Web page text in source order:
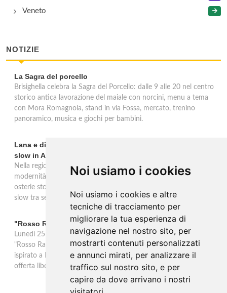
Noi usiamo i cookies
Noi usiamo i cookies e altre
tecniche di tracciamento per
migliorare la tua esperienza di
navigazione nel nostro sito, per
mostrarti contenuti personalizzati
e annunci mirati, per analizzare il
traffico sul nostro sito, e per
capire da dove arrivano i nostri
Veneto
NOTIZIE
La Sagra del porcello
Brisighella celebra la Sagra del Porcello: dalle 9 alle 20 nel centro
storico antica lavorazione del maiale con norcini, menu a tema
con Mora Romagnola, stand in via Fossa, mercato, trenino
panoramico, musica e giochi per bambini.
Lana e dintorni: Törggelen, vini d'eccellenza e vacanze
slow in Alto Adige
Nella regione di Lana in Alto Adige tradizione contadina e
modernità si fondono in un'esperienza autentica. Törggelen nelle
osterie storiche, vini da antiche tradizioni vitivinicole e vacanze
slow tra sentieri delle rogge e produttori locali.
"Rosso Rame" in scena a Collepasso il 25 agosto
Lunedì 25 agosto al Palazzo Baronale di Collepasso va in scena
"Rosso Rame", spettacolo di Mary Negro e Gabriele Polimeno
ispirato a Dario Fo e Franca Rame. Ingresso con prenotazione e
offerta libera alle ore 21.